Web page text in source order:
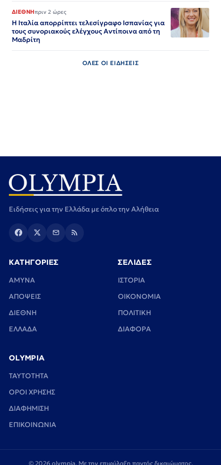
ΔΙΕΘΝΗπριν 2 ώρες
Η Ιταλία απορρίπτει τελεσίγραφο Ισπανίας για
τους συνοριακούς ελέγχους Αντίποινα από τη
Μαδρίτη
ΟΛΕΣ ΟΙ ΕΙΔΗΣΕΙΣ
Ειδήσεις για την Ελλάδα με όπλο την Αλήθεια
ΚΑΤΗΓΟΡΙΕΣ
ΑΜΥΝΑ
ΑΠΟΨΕΙΣ
ΔΙΕΘΝΗ
ΕΛΛΑΔΑ
ΣΕΛΙΔΕΣ
ΙΣΤΟΡΙΑ
ΟΙΚΟΝΟΜΙΑ
ΠΟΛΙΤΙΚΗ
ΔΙΑΦΟΡΑ
OLYMPIA
TAYTOTHTA
ΟΡΟΙ ΧΡΗΣΗΣ
ΔΙΑΦΗΜΙΣΗ
ΕΠΙΚΟΙΝΩΝΙΑ
© 2026 olympia. Με την επιφύλαξη παντός δικαιώματος.